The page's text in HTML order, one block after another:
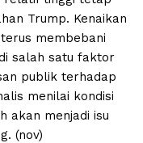
Trump. Kenaikan
membebani
salah satu faktor
publik terhadap
menilai kondisi
akan menjadi isu
(nov)